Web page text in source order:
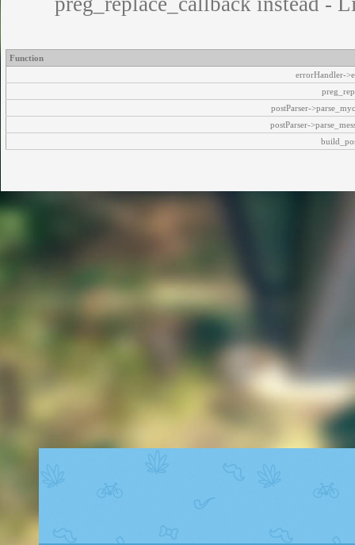
Function
errorHandler-
postParser-
postParser-